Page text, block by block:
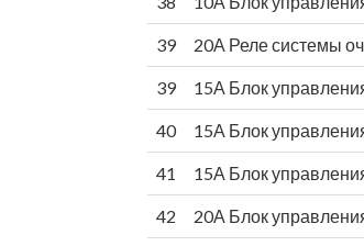
39 20А Реле системы
39 15А Блок
40 15А Блок
41 15А Блок
42 20А Блок